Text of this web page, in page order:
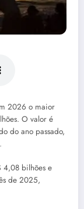
2026 o maior
O valor é
do ano passado,
4,08 bilhões e
de 2025,